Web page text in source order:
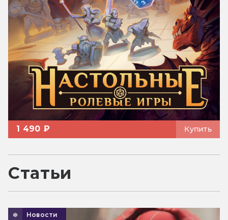
1 490 ₽ Купить
Статьи
Новости